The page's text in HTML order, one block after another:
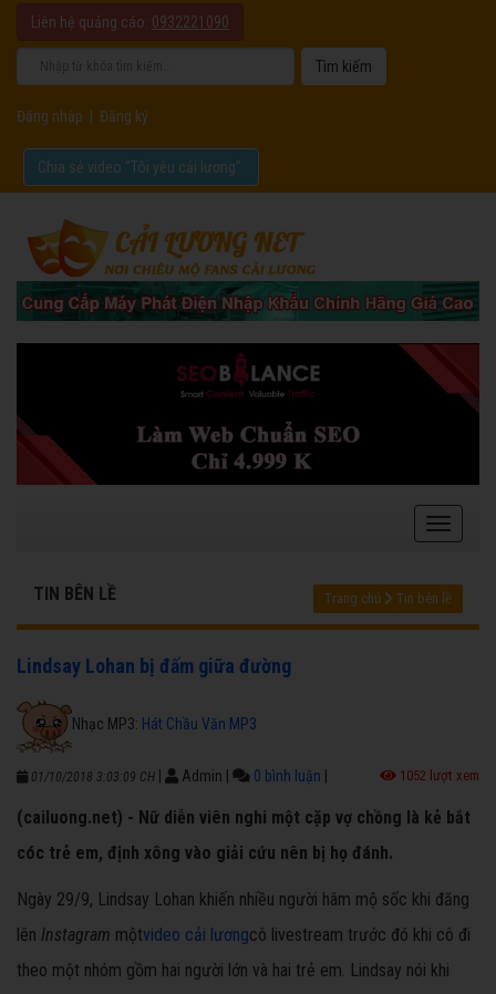
Liên hệ quảng cáo: 0932221090
Đăng nhập Đăng ký
Chia sẻ video "Tôi yêu cải lương".
TIN BÊN LỀ Trang chủ Tin bên lề
Lindsay Lohan bị đấm giữa đường
Nhạc MP3: Hát Chầu Văn MP3
01/10/2018 3:03:09 CH Admin 0 bình luận 1052 lượt xem
(cailuong.net) - Nữ diễn viên nghi một cặp vợ chồng là kẻ bắt
cóc trẻ em, định xông vào giải cứu nên bị họ đánh.
Ngày 29/9, Lindsay Lohan khiến nhiều người hâm mộ sốc khi đăng
lên Instagram mộtvideo cải lươngcô livestream trước đó khi cô đi
theo một nhóm gồm hai người lớn và hai trẻ em. Lindsay nói khi